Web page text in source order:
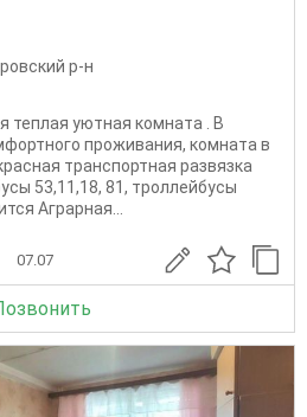
р-н
теплая уютная комната . В
проживания, комната в
транспортная развязка
53,11,18, 81, троллейбусы
Аграрная...
07.07